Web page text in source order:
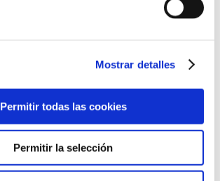
Mostrar detalles
Permitir todas las cookies
Permitir la selección